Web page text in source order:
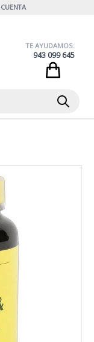
Buscar
TE AYUDAMOS:
943 099 645